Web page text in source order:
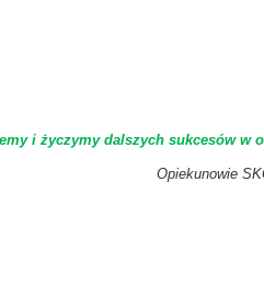
i życzymy dalszych sukcesów w
Opiekunowie